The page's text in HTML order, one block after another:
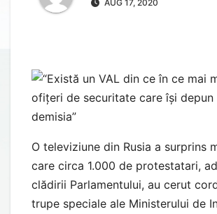
AUG 17, 2020
O televiziune din Rusia a surprins
care circa 1.000 de protestatari,
clădirii Parlamentului, au cerut
trupe speciale ale Ministerului de